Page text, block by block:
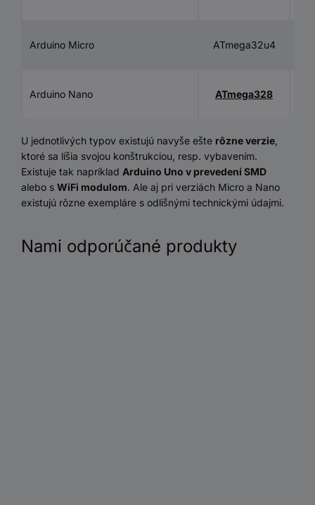
Arduino Micro ATmega32u4
Arduino Nano ATmega328
U jednotlivých typov existujú navyše ešte rôzne verzie
ktoré sa líšia svojou konštrukciou, resp. vybavením.
Existuje tak napríklad Arduino Uno v prevedení SMD
alebo s WiFi modulom. Ale aj pri verziách Micro a Nano
existujú rôzne exempláre s odlišnými technickými údajmi.
Nami odporúčané produkty